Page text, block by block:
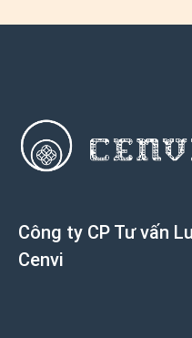
Công ty CP Tư vấn
Cenvi